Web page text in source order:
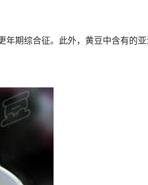
期综合征。此外，黄豆中含有的亚